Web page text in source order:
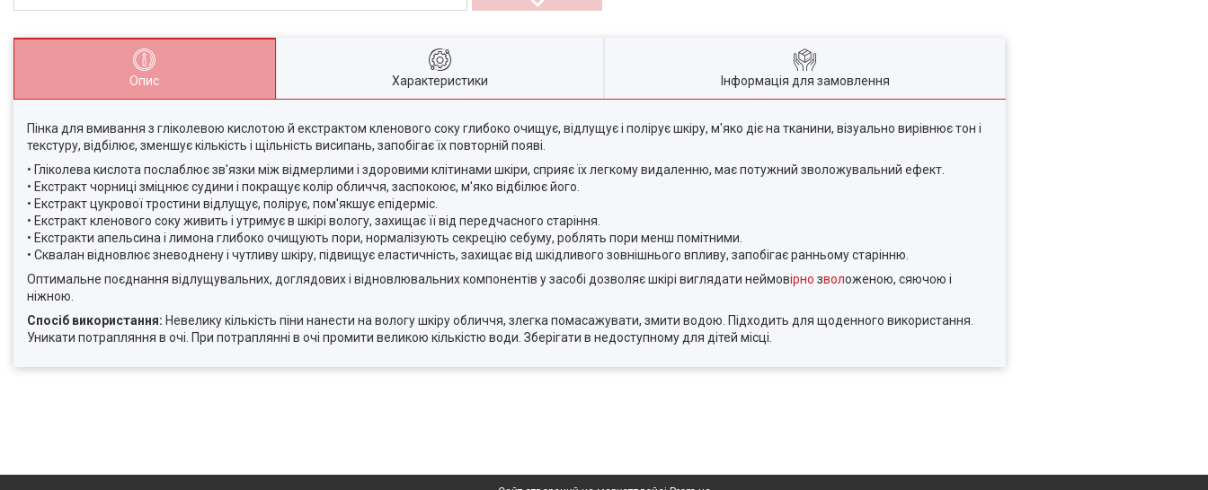
Опис Характеристики Інформація для замовлення
Пінка для вмивання з гліколевою кислотою й екстрактом кленового соку глибоко очищує, відлущує і полірує шкіру, м'яко діє на тканини, візуально вирівнює тон і
текстуру, відбілює, зменшує кількість і щільність висипань, запобігає їх повторній появі.
• Гліколева кислота послаблює зв'язки між відмерлими і здоровими клітинами шкіри, сприяє їх легкому видаленню, має потужний зволожувальний ефект.
• Екстракт чорниці зміцнює судини і покращує колір обличчя, заспокоює, м'яко відбілює його.
• Екстракт цукрової тростини відлущує, полірує, пом'якшує епідерміс.
• Екстракт кленового соку живить і утримує в шкірі вологу, захищає її від передчасного старіння.
• Екстракти апельсина і лимона глибоко очищують пори, нормалізують секрецію себуму, роблять пори менш помітними.
• Сквалан відновлює зневоднену і чутливу шкіру, підвищує еластичність, захищає від шкідливого зовнішнього впливу, запобігає ранньому старінню.
Оптимальне поєднання відлущувальних, доглядових і відновлювальних компонентів у засобі дозволяє шкірі виглядати неймовірно зволоженою, сяючою і
ніжною.
Спосіб використання: Невелику кількість піни нанести на вологу шкіру обличчя, злегка помасажувати, змити водою. Підходить для щоденного використання.
Уникати потрапляння в очі. При потраплянні в очі промити великою кількістю води. Зберігати в недоступному для дітей місці.